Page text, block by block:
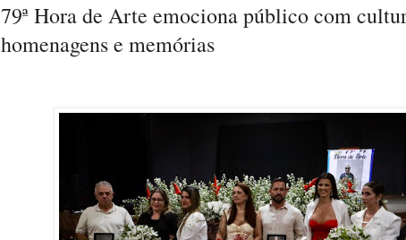
79ª Hora de Arte emociona público com
homenagens e memórias